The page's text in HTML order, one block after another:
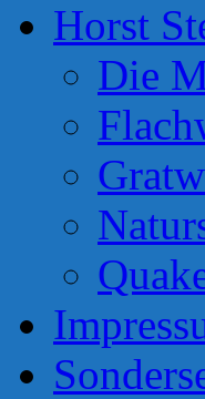
Horst
Die